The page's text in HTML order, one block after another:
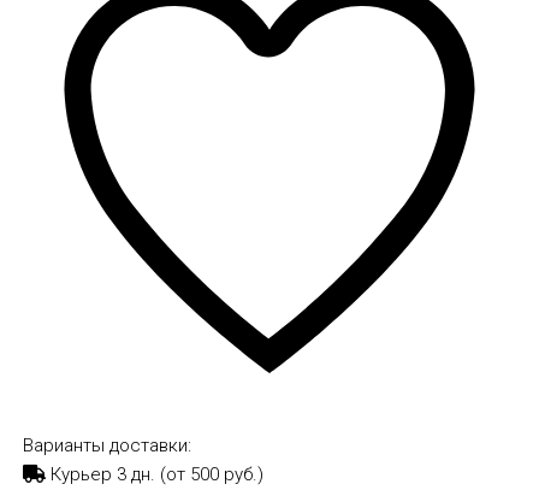
Варианты доставки:
Курьер 3 дн. (от 500 руб.)